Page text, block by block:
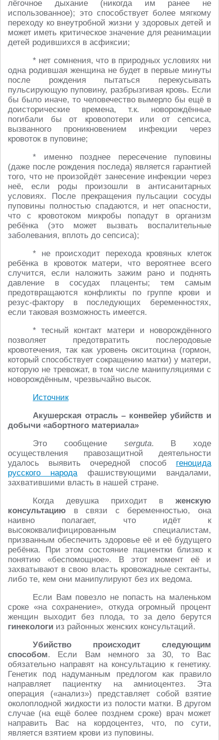
лёгочное дыхание (никогда им ранее не
использованное); это способствует более мягкому
переходу ко внеутробной жизни у здоровых детей и
может иметь критическое значение для реанимации
детей родившихся в асфиксии;
* нет сомнения, что в природных условиях ни
одна родившая женщина не будет в первые минуты
после рождения пытаться перекусывать
пульсирующую пуповину, разбрызгивая кровь. Если
бы было иначе, то человечество вымерло бы ещё в
доисторические времена, т.к. новорождённые
погибали бы от кровопотери или от сепсиса,
вызванного проникновением инфекции через
кровоток в пуповине;
* именно позднее пересечение пуповины
(даже после рождения последа) является гарантией
того, что не произойдёт занесение инфекции через
неё, если роды произошли в антисанитарных
условиях. После прекращения пульсации сосуды
пуповины полностью спадаются, и нет опасности,
что с кровотоком микробы попадут в организм
ребёнка (это может вызвать воспалительные
заболевания, вплоть до сепсиса);
* не происходит перехода кровяных клеток
ребёнка в кровоток матери, что вероятнее всего
случится, если наложить зажим рано и поднять
давление в сосудах плаценты; тем самым
предотвращаются конфликты по группе крови и
резус-фактору в последующих беременностях,
если таковая возможность имеется.
* тесный контакт матери и новорождённого
позволяет предотвратить послеродовые
кровотечения, так как уровень окситоцина (гормон,
который способствует сокращению матки) у матери,
которую не тревожат, в том числе манипуляциями с
новорождённым, чрезвычайно высок.
Источник
Акушерская отрасль – конвейер убийств и
добычи «абортного материала»
Это сообщение serguta. В ходе
осуществления правозащитной деятельности
удалось выявить очередной способ геноцида
русского народафашиствующими вандалами,
захватившими власть в нашей стране.
Когда девушка приходит в женскую
консультацию в связи с беременностью, она
наивно полагает, что идёт к
высококвалифицированным специалистам,
призванным обеспечить здоровье её и её будущего
ребёнка. При этом состояние пациентки близко к
понятию «беспомощное». В этот момент её и
захватывают в свою власть кровожадные сектанты,
либо те, кем они манипулируют без их ведома.
Если Вам повезло не попасть на маленьком
сроке «на сохранение», откуда огромный процент
женщин выходит без плода, то за дело берутся
гинекологи из районных женских консультаций.
Убийство происходит следующим
способом. Если Вам немного за 30, то Вас
обязательно направят на консультацию к генетику.
Генетик под надуманным предлогом как правило
направляет пациентку на амниоцентез. Эта
операция («анализ») представляет собой взятие
околоплодной жидкости из полости матки. В другом
случае (на ещё более позднем сроке) врач может
направить Вас на кордоцентез, что, по сути,
является взятием крови из пуповины.